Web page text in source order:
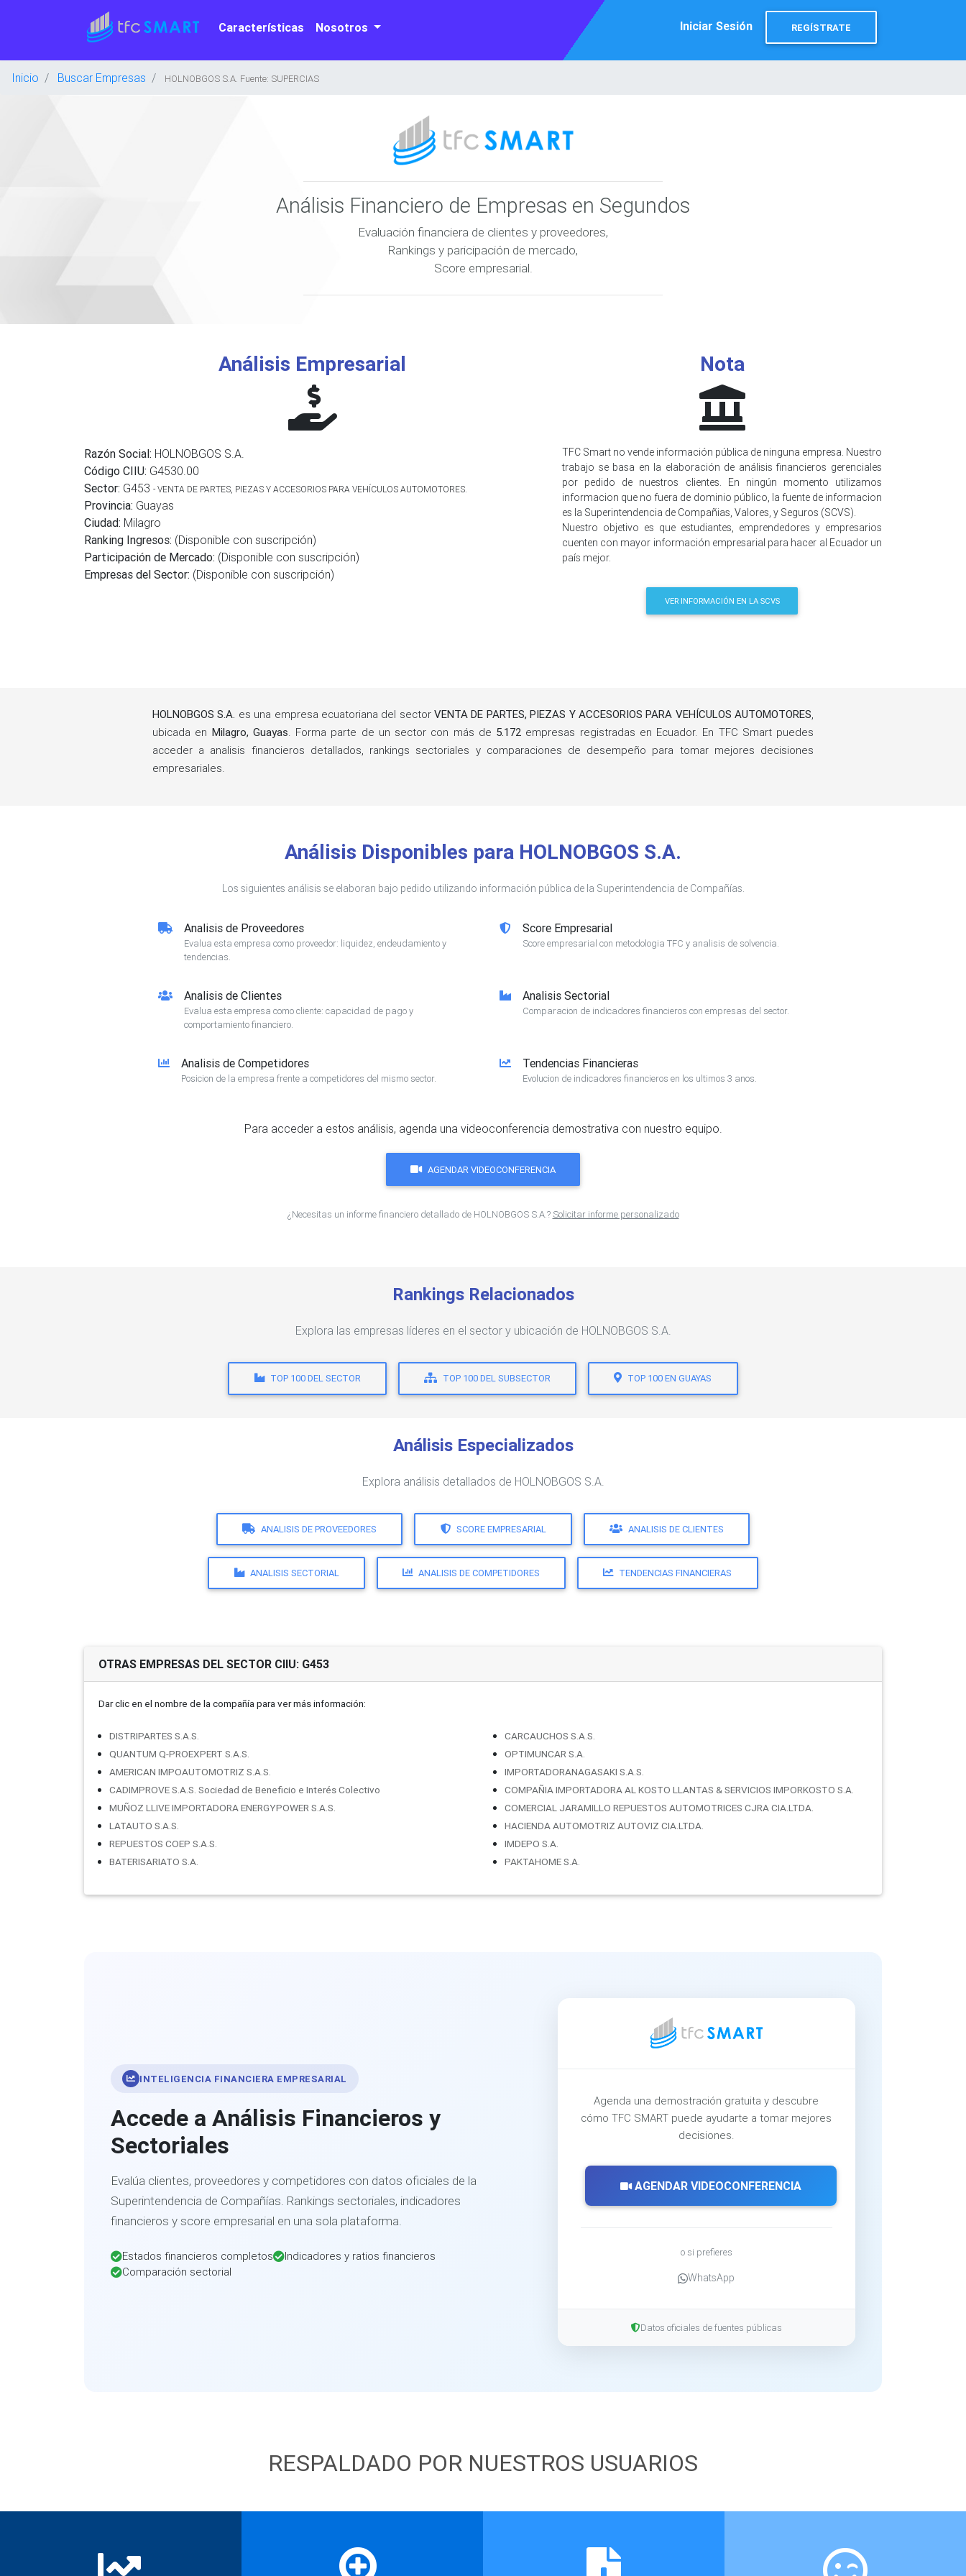
Características Nosotros Iniciar Sesión REGÍSTRATE
Inicio Buscar Empresas HOLNOBGOS S.A. Fuente: SUPERCIAS
Análisis Financiero de Empresas en Segundos
Evaluación financiera de clientes y proveedores,
Rankings y paricipación de mercado,
Score empresarial.
Análisis Empresarial
Razón Social: HOLNOBGOS S.A.
Código CIIU: G4530.00
Sector: G453 - VENTA DE PARTES, PIEZAS Y ACCESORIOS PARA VEHÍCULOS AUTOMOTORES.
Provincia: Guayas
Ciudad: Milagro
Ranking Ingresos: (Disponible con suscripción)
Participación de Mercado: (Disponible con suscripción)
Empresas del Sector: (Disponible con suscripción)
Nota
TFC Smart no vende información pública de ninguna empresa. Nuestro
trabajo se basa en la elaboración de análisis financieros gerenciales
por pedido de nuestros clientes. En ningún momento utilizamos
informacion que no fuera de dominio público, la fuente de informacion
es la Superintendencia de Compañias, Valores, y Seguros (SCVS).
Nuestro objetivo es que estudiantes, emprendedores y empresarios
cuenten con mayor información empresarial para hacer al Ecuador un
país mejor.
VER INFORMACIÓN EN LA SCVS
HOLNOBGOS S.A. es una empresa ecuatoriana del sector VENTA DE PARTES, PIEZAS Y ACCESORIOS PARA VEHÍCULOS AUTOMOTORES,
ubicada en Milagro, Guayas. Forma parte de un sector con más de 5.172 empresas registradas en Ecuador. En TFC Smart puedes
acceder a analisis financieros detallados, rankings sectoriales y comparaciones de desempeño para tomar mejores decisiones
empresariales.
Análisis Disponibles para HOLNOBGOS S.A.
Los siguientes análisis se elaboran bajo pedido utilizando información pública de la Superintendencia de Compañías.
Analisis de Proveedores
Evalua esta empresa como proveedor: liquidez, endeudamiento y
tendencias.
Score Empresarial
Score empresarial con metodologia TFC y analisis de solvencia.
Analisis de Clientes
Evalua esta empresa como cliente: capacidad de pago y
comportamiento financiero.
Analisis Sectorial
Comparacion de indicadores financieros con empresas del sector.
Analisis de Competidores
Posicion de la empresa frente a competidores del mismo sector.
Tendencias Financieras
Evolucion de indicadores financieros en los ultimos 3 anos.
Para acceder a estos análisis, agenda una videoconferencia demostrativa con nuestro equipo.
AGENDAR VIDEOCONFERENCIA
¿Necesitas un informe financiero detallado de HOLNOBGOS S.A.? Solicitar informe personalizado
Rankings Relacionados
Explora las empresas líderes en el sector y ubicación de HOLNOBGOS S.A.
TOP 100 DEL SECTOR TOP 100 DEL SUBSECTOR TOP 100 EN GUAYAS
Análisis Especializados
Explora análisis detallados de HOLNOBGOS S.A.
ANALISIS DE PROVEEDORES SCORE EMPRESARIAL ANALISIS DE CLIENTES
ANALISIS SECTORIAL ANALISIS DE COMPETIDORES TENDENCIAS FINANCIERAS
OTRAS EMPRESAS DEL SECTOR CIIU: G453
Dar clic en el nombre de la compañí­a para ver más información:
DISTRIPARTES S.A.S.
QUANTUM Q-PROEXPERT S.A.S.
AMERICAN IMPOAUTOMOTRIZ S.A.S.
CADIMPROVE S.A.S. Sociedad de Beneficio e Interés Colectivo
MUÑOZ LLIVE IMPORTADORA ENERGYPOWER S.A.S.
LATAUTO S.A.S.
REPUESTOS COEP S.A.S.
BATERISARIATO S.A.
CARCAUCHOS S.A.S.
OPTIMUNCAR S.A.
IMPORTADORANAGASAKI S.A.S.
COMPAÑIA IMPORTADORA AL KOSTO LLANTAS & SERVICIOS IMPORKOSTO S.A.
COMERCIAL JARAMILLO REPUESTOS AUTOMOTRICES CJRA CIA.LTDA.
HACIENDA AUTOMOTRIZ AUTOVIZ CIA.LTDA.
IMDEPO S.A.
PAKTAHOME S.A.
INTELIGENCIA FINANCIERA EMPRESARIAL
Accede a Análisis Financieros y
Sectoriales
Evalúa clientes, proveedores y competidores con datos oficiales de la
Superintendencia de Compañías. Rankings sectoriales, indicadores
financieros y score empresarial en una sola plataforma.
Estados financieros completos
Indicadores y ratios financieros
Comparación sectorial
Agenda una demostración gratuita y descubre
cómo TFC SMART puede ayudarte a tomar mejores
decisiones.
AGENDAR VIDEOCONFERENCIA
o si prefieres
WhatsApp
Datos oficiales de fuentes públicas
RESPALDADO POR NUESTROS USUARIOS